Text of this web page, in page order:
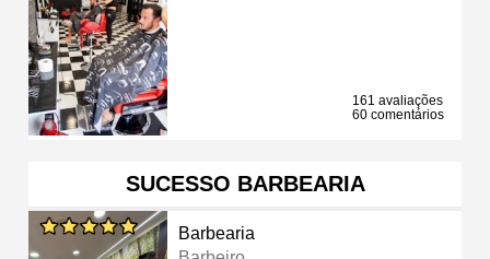
161 avaliações
60 comentários
SUCESSO BARBEARIA
Barbearia